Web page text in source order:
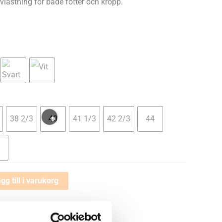
38 2/3 40 41 1/3 42 2/3 44
till i varukorg